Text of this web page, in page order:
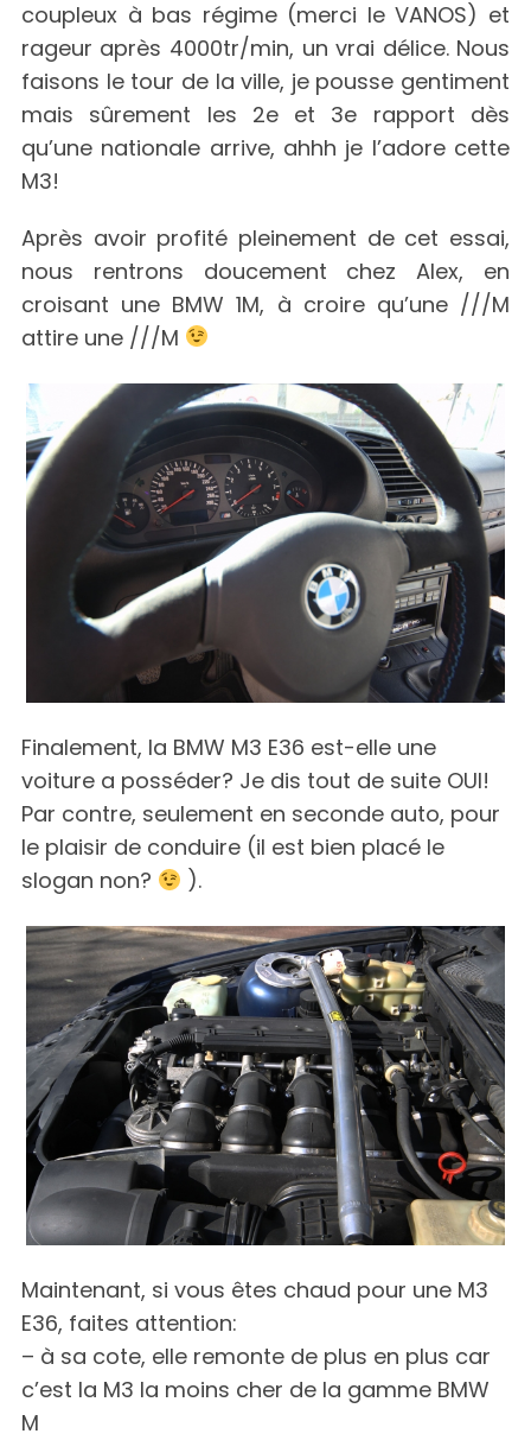
coupleux à bas régime (merci le VANOS) et
rageur après 4000tr/min, un vrai délice. Nous
faisons le tour de la ville, je pousse gentiment
mais sûrement les 2e et 3e rapport dès
qu’une nationale arrive, ahhh je l’adore cette
M3!
Après avoir profité pleinement de cet essai,
nous rentrons doucement chez Alex, en
croisant une BMW 1M, à croire qu’une ///M
attire une ///M
Finalement, la BMW M3 E36 est-elle une
voiture a posséder? Je dis tout de suite OUI!
Par contre, seulement en seconde auto, pour
le plaisir de conduire (il est bien placé le
slogan non?
).
Maintenant, si vous êtes chaud pour une M3
E36, faites attention:
– à sa cote, elle remonte de plus en plus car
c’est la M3 la moins cher de la gamme BMW
M
S